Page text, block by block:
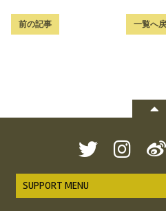
前の記事 一覧へ
SUPPORT MENU